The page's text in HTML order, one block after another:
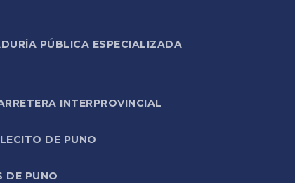
PÚBLICA ESPECIALIZADA
INTERPROVINCIAL
DE PUNO
DE PUNO